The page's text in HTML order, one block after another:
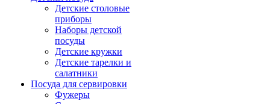
Детские столовые
приборы
Наборы детской
посуды
Детские кружки
Детские тарелки и
салатники
Посуда для сервировки
Фужеры